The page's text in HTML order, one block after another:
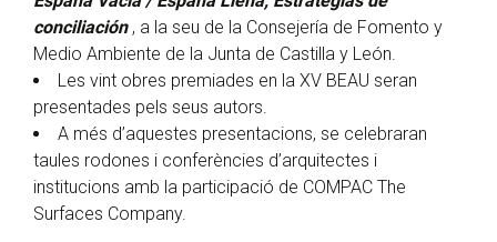
conciliación , a la seu de la Consejería de Fomento y
Medio Ambiente de la Junta de Castilla y León.
Les vint obres premiades en la XV BEAU seran
presentades pels seus autors.
A més d’aquestes presentacions, se celebraran
taules rodones i conferències d’arquitectes i
institucions amb la participació de COMPAC The
Surfaces Company.